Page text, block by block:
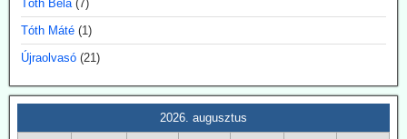
eredményei miatt.
A Dániai Műszaki Egyetem (DTU) fölmondott Svensmarknak.
Svensmark neve összeforrott a kozmikus sugárzás és
esetben az IPCC direktívákat.
2026.07.28. EIKE: Az USA és Németország
Tóth Béla(7)
Tóth Máté (1)
Újraolvasó (21)
2026. augusztus